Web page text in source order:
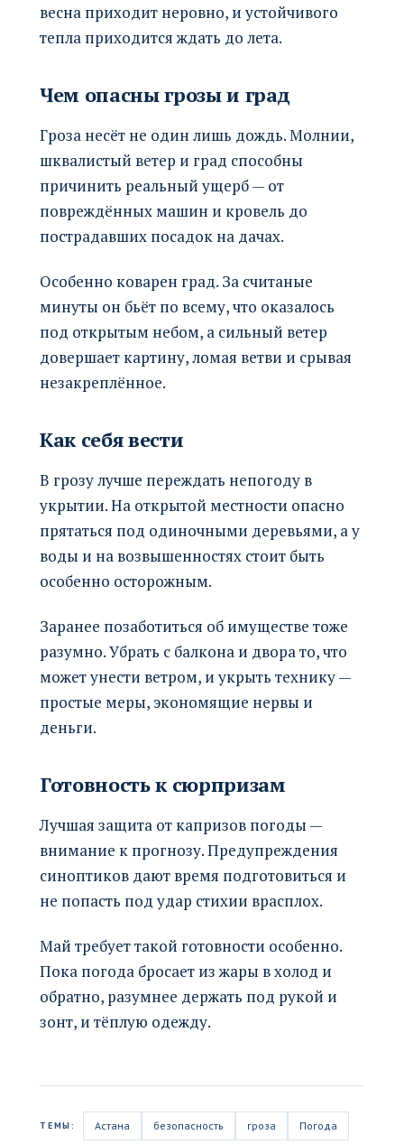
весна приходит неровно, и устойчивого
тепла приходится ждать до лета.
Чем опасны грозы и град
Гроза несёт не один лишь дождь. Молнии,
шквалистый ветер и град способны
причинить реальный ущерб — от
повреждённых машин и кровель до
пострадавших посадок на дачах.
Особенно коварен град. За считаные
минуты он бьёт по всему, что оказалось
под открытым небом, а сильный ветер
довершает картину, ломая ветви и срывая
незакреплённое.
Как себя вести
В грозу лучше переждать непогоду в
укрытии. На открытой местности опасно
прятаться под одиночными деревьями, а у
воды и на возвышенностях стоит быть
особенно осторожным.
Заранее позаботиться об имуществе тоже
разумно. Убрать с балкона и двора то, что
может унести ветром, и укрыть технику —
простые меры, экономящие нервы и
деньги.
Готовность к сюрпризам
Лучшая защита от капризов погоды —
внимание к прогнозу. Предупреждения
синоптиков дают время подготовиться и
не попасть под удар стихии врасплох.
Май требует такой готовности особенно.
Пока погода бросает из жары в холод и
обратно, разумнее держать под рукой и
зонт, и тёплую одежду.
ТЕМЫ: Астана безопасность гроза Погода